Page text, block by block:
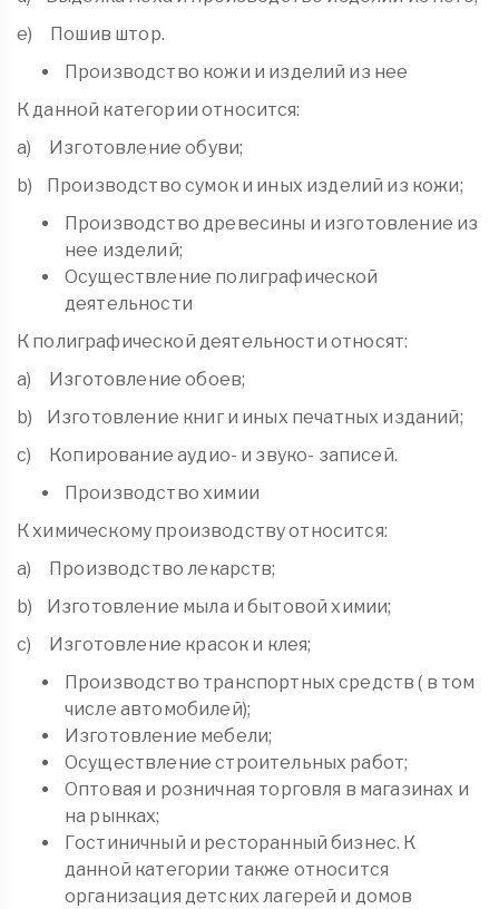
e) Пошив штор.
Производство кожи и изделий из нее
К данной категории относится:
a) Изготовление обуви;
b) Производство сумок и иных изделий из кожи;
Производство древесины и изготовление из
нее изделий;
Осуществление полиграфической
деятельности
К полиграфической деятельности относят:
a) Изготовление обоев;
b) Изготовление книг и иных печатных изданий;
c) Копирование аудио- и звуко- записей.
Производство химии
К химическому производству относится:
a) Производство лекарств;
b) Изготовление мыла и бытовой химии;
c) Изготовление красок и клея;
Производство транспортных средств ( в том
числе автомобилей);
Изготовление мебели;
Осуществление строительных работ;
Оптовая и розничная торговля в магазинах и
на рынках;
Гостиничный и ресторанный бизнес. К
данной категории также относится
организация детских лагерей и домов